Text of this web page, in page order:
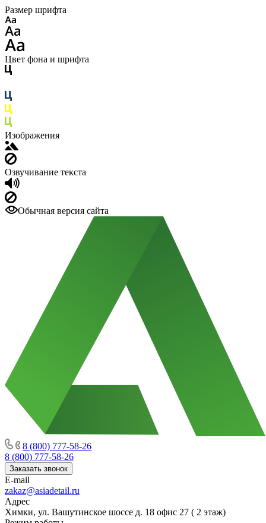
Размер шрифта
Цвет фона и шрифта
Изображения
Озвучивание текста
Обычная версия сайта
8 (800) 777-58-26
8 (800) 777-58-26
Заказать звонок
E-mail
zakaz@asiadetail.ru
Адрес
Химки, ул. Вашутинское шоссе д. 18 офис 27 ( 2 этаж)